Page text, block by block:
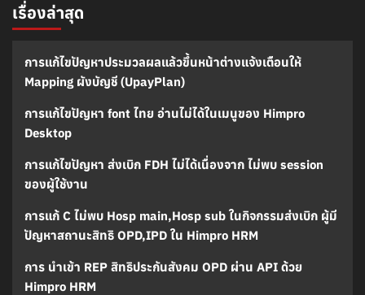
เรื่องล่าสุด
การแก้ไขปัญหาประมวลผลแล้วขึ้นหน้าต่างแจ้งเตือนให้
Mapping ผังบัญชี (UpayPlan)
การแก้ไขปัญหา font ไทย อ่านไม่ได้ในเมนูของ Himpro
Desktop
การแก้ไขปัญหา ส่งเบิก FDH ไม่ได้เนื่องจาก ไม่พบ session
ของผู้ใช้งาน
การแก้ C ไม่พบ Hosp main,Hosp sub ในกิจกรรมส่งเบิก ผู้มี
ปัญหาสถานะสิทธิ OPD,IPD ใน Himpro HRM
การ นำเข้า REP สิทธิประกันสังคม OPD ผ่าน API ด้วย
Himpro HRM